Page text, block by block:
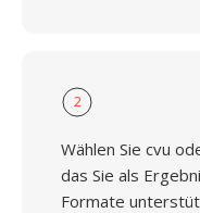
2
Wählen Sie cvu
das Sie als
Formate